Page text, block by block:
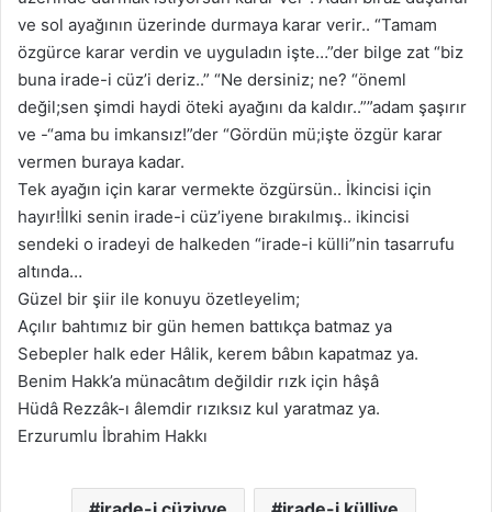
ve sol ayağının üzerinde durmaya karar verir.. “Tamam
özgürce karar verdin ve uyguladın işte…”der bilge zat “biz
buna irade-i cüz’i deriz..” “Ne dersiniz; ne? “öneml
değil;sen şimdi haydi öteki ayağını da kaldır..””adam şaşırır
ve -“ama bu imkansız!”der “Gördün mü;işte özgür karar
vermen buraya kadar.
Tek ayağın için karar vermekte özgürsün.. İkincisi için
hayır!İlki senin irade-i cüz’iyene bırakılmış.. ikincisi
sendeki o iradeyi de halkeden “irade-i külli”nin tasarrufu
altında…
Güzel bir şiir ile konuyu özetleyelim;
Açılır bahtımız bir gün hemen battıkça batmaz ya
Sebepler halk eder Hâlik, kerem bâbın kapatmaz ya.
Benim Hakk’a münacâtım değildir rızk için hâşâ
Hüdâ Rezzâk-ı âlemdir rızıksız kul yaratmaz ya.
Erzurumlu İbrahim Hakkı